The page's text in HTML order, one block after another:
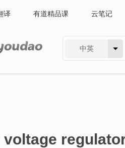
译 有道精品课 云笔记
中英
voltage